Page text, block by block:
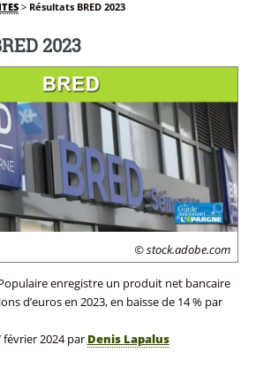
> Résultats BRED 2023
2023
© stock.adobe.com
enregistre un produit net bancaire
d’euros en 2023, en baisse de 14 % par
février 2024par Denis Lapalus